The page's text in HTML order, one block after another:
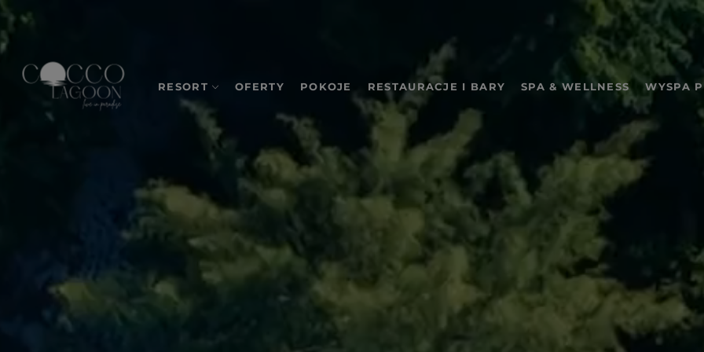
RESORT
Odkryj, co powstaje
OFERTY POKOJE RESTAURACJE I BARY SPA & WELLNESS WYSPA